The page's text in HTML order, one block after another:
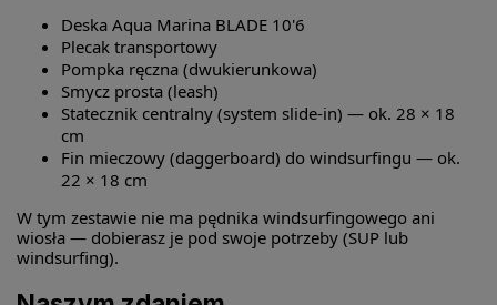
Deska Aqua Marina BLADE 10'6
Plecak transportowy
Pompka ręczna (dwukierunkowa)
Smycz prosta (leash)
Statecznik centralny (system slide-in) — ok. 28 × 18
cm
Fin mieczowy (daggerboard) do windsurfingu — ok.
22 × 18 cm
W tym zestawie nie ma pędnika windsurfingowego ani
wiosła — dobierasz je pod swoje potrzeby (SUP lub
windsurfing).